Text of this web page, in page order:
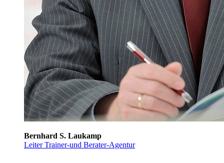
Bernhard S. Laukamp
Leiter Trainer-und Berater-Agentur